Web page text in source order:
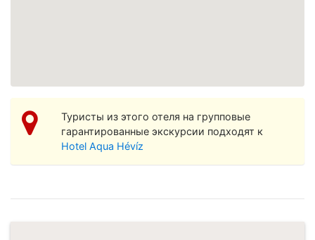
Туристы из этого отеля на групповые
гарантированные экскурсии подходят к
Hotel Aqua Hévíz